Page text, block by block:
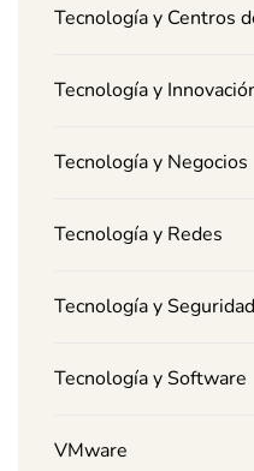
Tecnología y Centros
Tecnología y
Tecnología y Negocios
Tecnología y Redes
Tecnología y Seguridad
Tecnología y Software
VMware